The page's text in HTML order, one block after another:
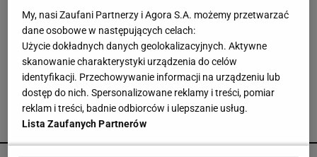
Kobieta pływała z pytonami na szyi. Wróciła do
domu z policją
POLECAMY
My, nasi Zaufani Partnerzy i Agora S.A. możemy przetwarzać
dane osobowe w następujących celach:
Użycie dokładnych danych geolokalizacyjnych. Aktywne
skanowanie charakterystyki urządzenia do celów
identyfikacji. Przechowywanie informacji na urządzeniu lub
dostęp do nich. Spersonalizowane reklamy i treści, pomiar
reklam i treści, badnie odbiorców i ulepszanie usług.
Lista Zaufanych Partnerów